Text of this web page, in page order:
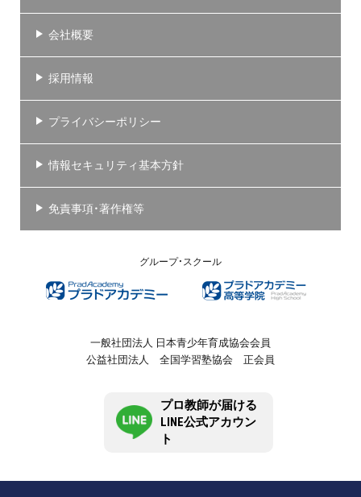
会社概要
採用情報
プライバシーポリシー
情報セキュリティ基本方針
免責事項・著作権等
グループ・スクール
一般社団法人 日本青少年育成協会会員
公益社団法人 全国学習塾協会 正会員
プロ教師が届ける
LINE公式アカウン
ト